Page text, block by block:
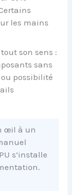
les mains
son sens :
sans
possibilité
œil à un
s’installe